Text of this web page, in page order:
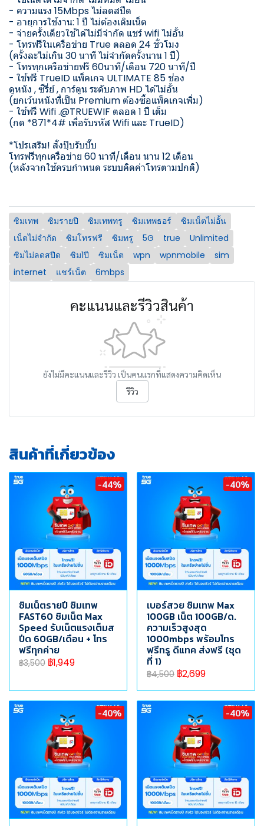
- ความแรง 15Mbps ไม่ลดสปีด
- อายุการใช้งาน: 1 ปี ไม่ต้องเติมเน็ต
- จ่ายครั้งเดียวใช้ได้ไม่มีจำกัด แชร์ wifi ไม่อั้น
- โทรฟรีในเครือข่าย True ตลอด 24 ชั่วโมง
(ครั้งละไม่เกิน 30 นาที ไม่จำกัดครั้งนาน 1 ปี)
- โทรทุกเครือข่ายฟรี 60นาที/เดือน 720 นาที/ปี
- ใช้ฟรี TrueID แพ็คเกจ ULTIMATE 85 ช่อง
ดูหนัง , ซีรี่ย์ , การ์ตูน ระดับภาพ HD ได้ไม่อั้น
(ยกเว้นหนังที่เป็น Premium ต้องซื้อแพ็คเกจเพิ่ม)
- ใช้ฟรี Wifi .@TRUEWIF ตลอด 1 ปี เต็ม
(กด *871*4# เพื่อรับรหัส Wifi และ TrueID)
*โปรเสริม! สั่งปุ๊บรับปั๊บ
โทรฟรีทุกเครือข่าย 60 นาที/เดือน นาน 12 เดือน
(หลังจากใช้ครบกำหนด ระบบคิดค่าโทรตามปกติ)
ซิมเทพ ซิมรายปี ซิมเทพทรู ซิมเทพธอร์
ซิมเน็ตไม่อั้น
เน็ตไม่จำกัด
ซิมโทรฟรี ซิมทรู 5G true
Unlimited
ซิมไม่ลดสปีด
ซิม1ปี ซิมเน็ต wpn wpnmobile
sim
internet
แชร์เน็ต 6mbps
คะแนนและรีวิวสินค้า
ยังไม่มีคะแนนและรีวิว เป็นคนแรกที่แสดงความคิดเห็น
รีวิว
สินค้าที่เกี่ยวข้อง
-44%
ซิมเน็ตรายปี ซิมเทพ
FAST60 ซิมเน็ต Max
Speed รับเน็ตแรงเต็มส
ปีด 60GB/เดือน + โทร
ฟรีทุกค่าย
฿3,500 ฿1,949
-40%
เบอร์สวย ซิมเทพ Max
100GB เน็ต 100GB/ด.
ความเร็วสูงสุด
1000mbps พร้อมโทร
ฟรีทรู ดีแทค ส่งฟรี (ชุด
ที่ 1)
฿4,500 ฿2,699
-40% -40%